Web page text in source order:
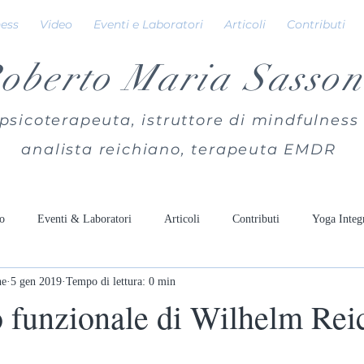
Video Eventi e Laboratori Articoli Contributi
Maria
psicoterapeuta, istruttore di mindfulness
analista reichiano, terapeuta EMDR
Eventi & Laboratori Articoli Contributi Yoga
funzionale di Wilhelm
5 gen 2019 Tempo di lettura: 0 min